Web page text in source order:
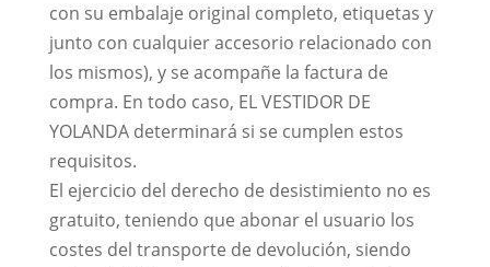
con su embalaje original completo, etiquetas y
junto con cualquier accesorio relacionado con
los mismos), y se acompañe la factura de
compra. En todo caso, EL VESTIDOR DE
YOLANDA determinará si se cumplen estos
requisitos.
El ejercicio del derecho de desistimiento no es
gratuito, teniendo que abonar el usuario los
costes del transporte de devolución, siendo